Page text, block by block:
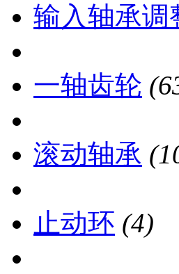
输入轴承调
一轴齿轮
滚动轴承
止动环 (4)